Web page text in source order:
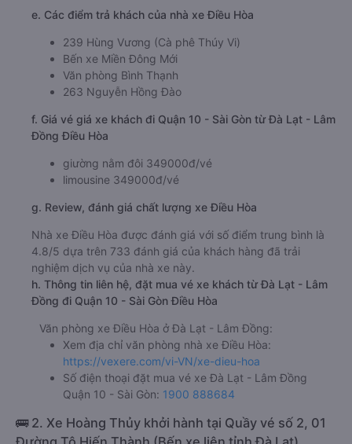
e. Các điểm trả khách của nhà xe Điều Hòa
239 Hùng Vương (Cà phê Thúy Vi)
Bến xe Miền Đông Mới
Văn phòng Bình Thạnh
263 Nguyễn Hồng Đào
f. Giá vé giá xe khách đi Quận 10 - Sài Gòn từ Đà Lạt - Lâm
Đồng Điều Hòa
giường nằm đôi 349000đ/vé
limousine 349000đ/vé
g. Review, đánh giá chất lượng xe Điều Hòa
Nhà xe Điều Hòa được đánh giá với số điểm trung bình là
4.8/5 dựa trên 733 đánh giá của khách hàng đã trải
nghiệm dịch vụ của nhà xe này.
h. Thông tin liên hệ, đặt mua vé xe khách từ Đà Lạt - Lâm
Đồng đi Quận 10 - Sài Gòn Điều Hòa
Văn phòng xe Điều Hòa ở Đà Lạt - Lâm Đồng:
Xem địa chỉ văn phòng nhà xe Điều Hòa:
https://vexere.com/vi-VN/xe-dieu-hoa
Số điện thoại đặt mua vé xe Đà Lạt - Lâm Đồng
Quận 10 - Sài Gòn: 1900 888684
🚌 2. Xe Hoàng Thủy khởi hành tại Quầy vé số 2, 01